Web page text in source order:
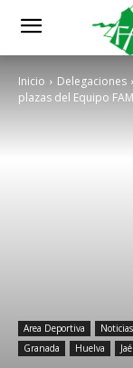
Inicio Delegaciones
plazas del Equipo
Area Deportiva
Granada
Huelva